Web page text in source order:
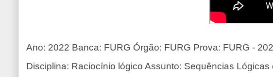
Ano: 2022 Banca: FURG Órgão: FURG Prova: FURG -
Disciplina: Raciocínio lógico Assunto: Sequências